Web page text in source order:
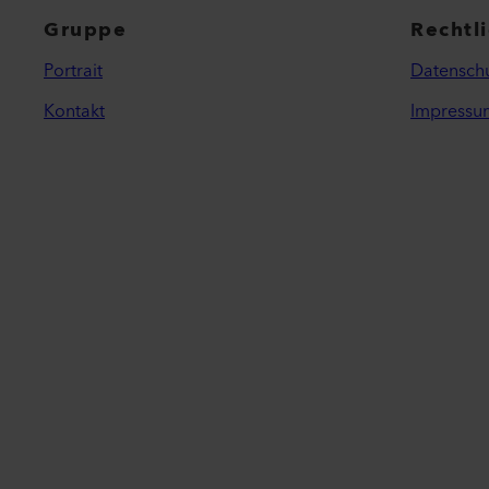
Gruppe
Portrait
Kontakt